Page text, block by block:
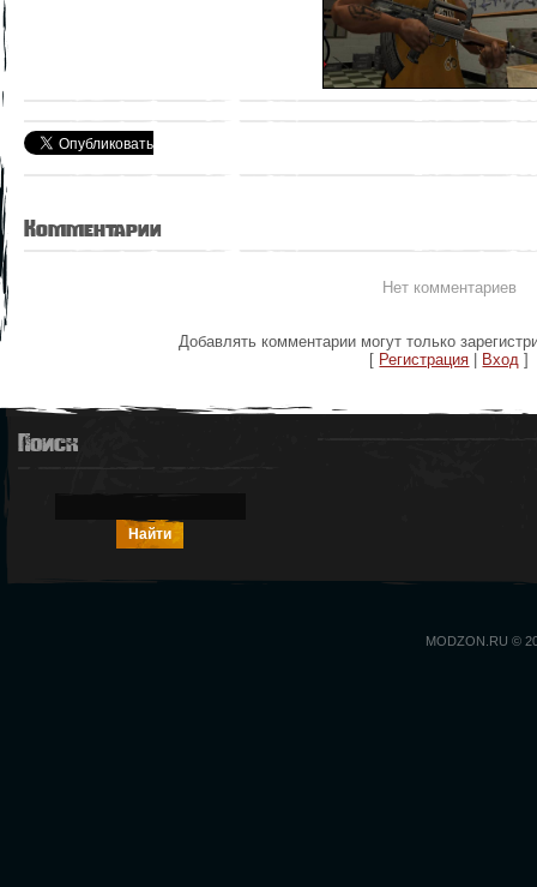
Комментарии
Нет комментариев
Добавлять комментарии могут только
[ Регистрация Вход ]
Поиск
MODZON.RU ©